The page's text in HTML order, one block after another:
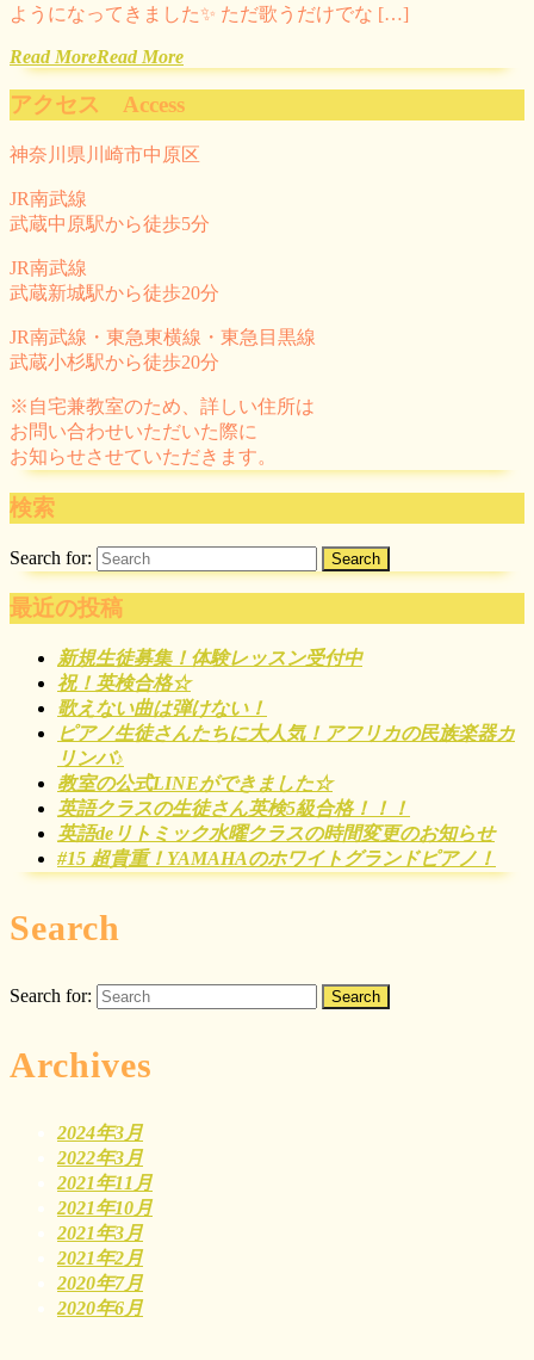
ようになってきました✨ ただ歌うだけでな […]
Read MoreRead More
アクセス Access
神奈川県川崎市中原区
JR南武線
武蔵中原駅から徒歩5分
JR南武線
武蔵新城駅から徒歩20分
JR南武線・東急東横線・東急目黒線
武蔵小杉駅から徒歩20分
※自宅兼教室のため、詳しい住所は
お問い合わせいただいた際に
お知らせさせていただきます。
検索
Search for:
最近の投稿
新規生徒募集！体験レッスン受付中
祝！英検合格☆
歌えない曲は弾けない！
ピアノ生徒さんたちに大人気！アフリカの民族楽器カ
リンバ♪
教室の公式LINEができました☆
英語クラスの生徒さん英検5級合格！！！
英語deリトミック水曜クラスの時間変更のお知らせ
#15 超貴重！YAMAHAのホワイトグランドピアノ！
Search
Search for:
Archives
2024年3月
2022年3月
2021年11月
2021年10月
2021年3月
2021年2月
2020年7月
2020年6月